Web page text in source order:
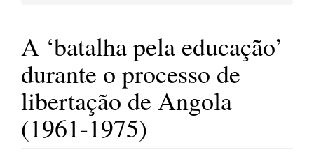
A ‘batalha pela educação’
durante o processo de
libertação de Angola
(1961-1975)